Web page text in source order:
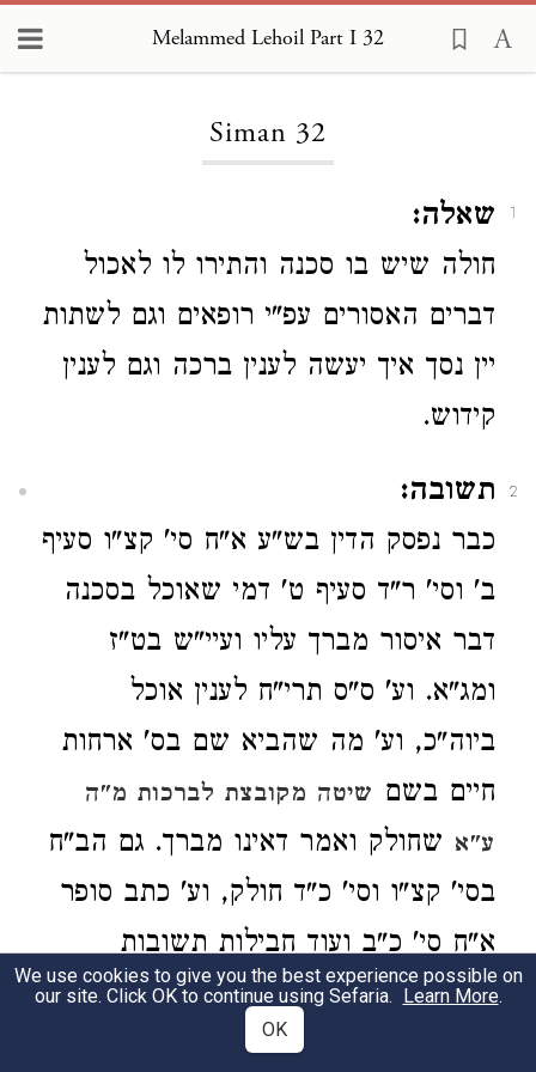
Melammed Lehoil Part I 32
Siman 32
1
שאלה:
חולה שיש בו סכנה והתירו לו לאכול
דברים האסורים עפ"י רופאים וגם לשתות
יין נסך איך יעשה לענין ברכה וגם לענין
קידוש.
2
תשובה:
כבר נפסק הדין בש"ע א"ח סי' קצ"ו סעיף
ב' וסי' ר"ד סעיף ט' דמי שאוכל בסכנה
דבר איסור מברך עליו ועיי"ש בט"ז
ומג"א. וע' ס"ס תרי"ח לענין אוכל
ביוה"כ, וע' מה שהביא שם בס' ארחות
חיים בשם שיטה מקובצת לברכות מ"ה
ע"א שחולק ואמר דאינו מברך. גם הב"ח
בסי' קצ"ו וסי' כ"ד חולק, וע' כתב סופר
א"ח סי' כ"ב ועוד חבילות תשובות
המובאות בס' אחרות חיים סי' קצ"ו.
ולענין קידוש ע' ריש סי' ער"ב ובס'
We use cookies to give you the best experience possible on
our site. Click OK to continue using Sefaria. Learn More.
OK